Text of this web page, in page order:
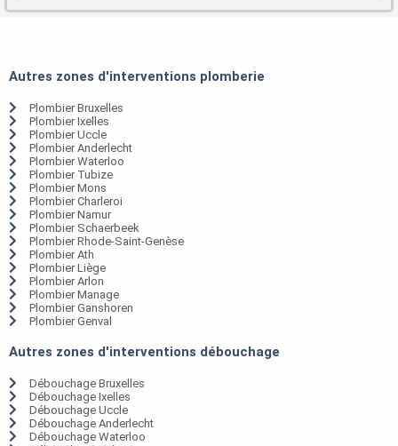
Autres zones d'interventions plomberie
Plombier Bruxelles
Plombier Ixelles
Plombier Uccle
Plombier Anderlecht
Plombier Waterloo
Plombier Tubize
Plombier Mons
Plombier Charleroi
Plombier Namur
Plombier Schaerbeek
Plombier Rhode-Saint-Genèse
Plombier Ath
Plombier Liège
Plombier Arlon
Plombier Manage
Plombier Ganshoren
Plombier Genval
Autres zones d'interventions débouchage
Débouchage Bruxelles
Débouchage Ixelles
Débouchage Uccle
Débouchage Anderlecht
Débouchage Waterloo